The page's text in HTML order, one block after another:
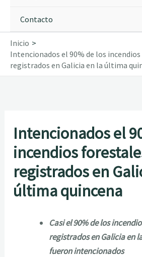
Contacto
Inicio
Intencionados el 90% de los
registrados en Galicia en la última
Intencionados el
incendios
registrados en
última quincena
Casi el 90% de los
registrados en Galicia en
fueron intencionados